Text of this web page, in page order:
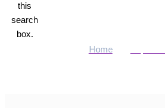
this
search
box.
Home